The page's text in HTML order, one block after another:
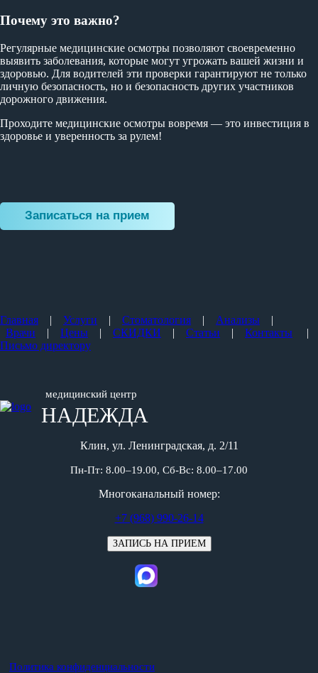
Почему это важно?
Регулярные медицинские осмотры позволяют своевременно
выявить заболевания, которые могут угрожать вашей жизни и
здоровью. Для водителей эти проверки гарантируют не только
личную безопасность, но и безопасность других участников
дорожного движения.
Проходите медицинские осмотры вовремя — это инвестиция в
здоровье и уверенность за рулем!
Записаться на прием
Главная | Услуги | Стоматология | Анализы |
Врачи | Цены | СКИДКИ | Статьи | Контакты |
Письмо директору
медицинский центр
НАДЕЖДА
Клин, ул. Ленинградская, д. 2/11
Пн-Пт: 8.00–19.00, Сб-Вс: 8.00–17.00
Многоканальный номер:
+7 (968) 990-26-14
ЗАПИСЬ НА ПРИЕМ
Политика конфиденциальности